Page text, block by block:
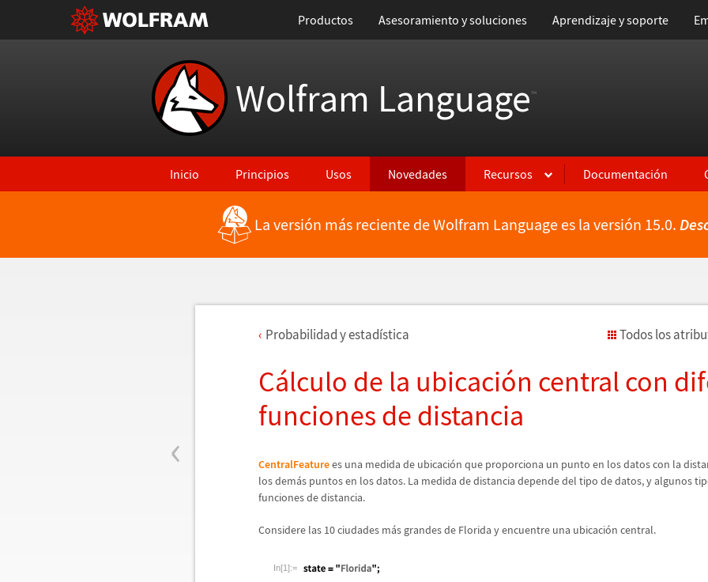
Productos Asesoramiento y soluciones Aprendizaje y soporte
Wolfram Language™
Inicio Principios Usos Novedades Recursos Documentación
La versión más reciente de Wolfram Language es la versión 15.0.
‹
Probabilidad y estadística Todos los
Cálculo de la ubicación central con
funciones de distancia
CentralFeaturees una medida de ubicación que proporciona un punto en los datos con la
los demás puntos en los datos. La medida de distancia depende del tipo de datos, y algunos
funciones de distancia.
Considere las 10 ciudades más grandes de Florida y encuentre una ubicación central.
In[1]:=